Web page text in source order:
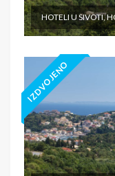
HOTELI U SIVOTI,
IZDVOJENO